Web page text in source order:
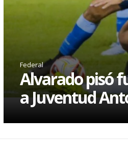
Federal
Alvarado pisó
a Juventud